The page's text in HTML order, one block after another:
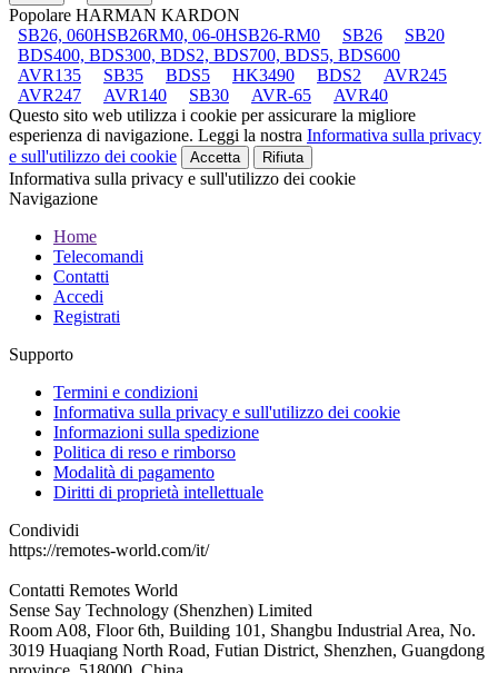
Popolare HARMAN KARDON
SB26, 060HSB26RM0, 06-0HSB26-RM0
SB26
SB20
BDS400, BDS300, BDS2, BDS700, BDS5, BDS600
AVR135
SB35 BDS5 HK3490 BDS2
AVR245
AVR247
AVR140 SB30 AVR-65
AVR40
Questo sito web utilizza i cookie per assicurare la migliore
esperienza di navigazione. Leggi la nostra Informativa sulla privacy
e sull'utilizzo dei cookie
Accetta Rifiuta
Informativa sulla privacy e sull'utilizzo dei cookie
Navigazione
Home
Telecomandi
Contatti
Accedi
Registrati
Supporto
Termini e condizioni
Informativa sulla privacy e sull'utilizzo dei cookie
Informazioni sulla spedizione
Politica di reso e rimborso
Modalità di pagamento
Diritti di proprietà intellettuale
Condividi
https://remotes-world.com/it/
Contatti Remotes World
Sense Say Technology (Shenzhen) Limited
Room A08, Floor 6th, Building 101, Shangbu Industrial Area, No.
3019 Huaqiang North Road, Futian District, Shenzhen, Guangdong